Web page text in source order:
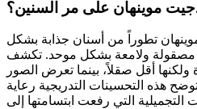
موينهان على مر السنين؟
تطوراً من أسنان جذابة بشكل
مصقولة ولامعة بشكل موحد. تكشف
أقل صقلاً، بينما تعرض الصور
توضح هذه التحسينات التدريجية رعاية
التجميلية التي رفعت ابتسامتها إلى